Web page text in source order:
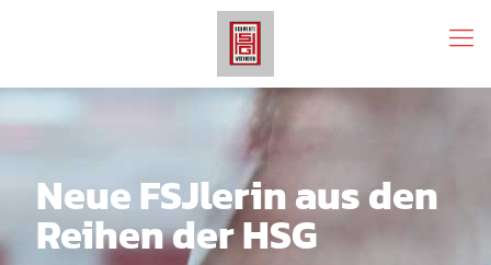
Neue FSJlerin aus den
Reihen der HSG